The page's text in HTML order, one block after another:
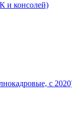
и консолей)
с